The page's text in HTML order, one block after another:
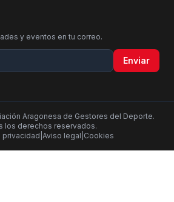
y eventos en tu correo.
Enviar
Aragonesa de Gestores del Deporte.
los derechos reservados.
privacidad Aviso legal Cookies